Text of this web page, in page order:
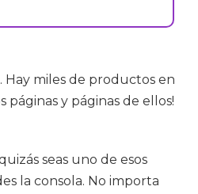
miles de productos en
páginas y páginas de ellos!
seas uno de esos
la consola. No importa